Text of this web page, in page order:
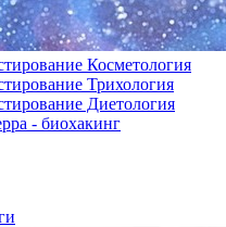
Косметология
Трихология
Диетология
- биохакинг